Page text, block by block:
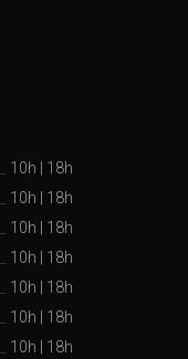
10h
18h
10h
18h
10h
18h
10h
18h
10h
18h
10h
18h
10h 18h